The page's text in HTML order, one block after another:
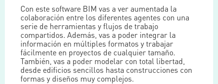
Con este software BIM vas a ver aumentada la
colaboración entre los diferentes agentes con una
serie de herramientas y flujos de trabajo
compartidos. Además, vas a poder integrar la
información en múltiples formatos y trabajar
fácilmente en proyectos de cualquier tamaño.
También, vas a poder modelar con total libertad,
desde edificios sencillos hasta construcciones con
formas y diseños muy complejos.